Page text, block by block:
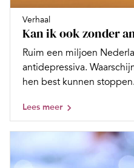
Verhaal
Kan ik ook zonder
Ruim een miljoen
antidepressiva.
hen best kunnen
Lees meer